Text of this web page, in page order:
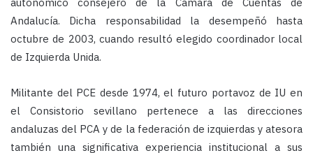
Andalucía. Dicha responsabilidad la desempeñó hasta
octubre de 2003, cuando resultó elegido coordinador local
de Izquierda Unida.
Militante del PCE desde 1974, el futuro portavoz de IU en
el Consistorio sevillano pertenece a las direcciones
andaluzas del PCA y de la federación de izquierdas y atesora
también una significativa experiencia institucional a sus